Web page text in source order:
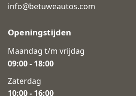
info@betuweautos.com
Openingstijden
Maandag t/m vrijdag
09:00 - 18:00
Zaterdag
10:00 - 16:00